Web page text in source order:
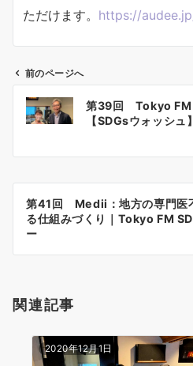
ただけます。 https://
ン
前のページへ
第39回 Tokyo FM
【SDGsウォッシュ】
第41回 Medii：地方の専門医
る仕組みづくり｜Tokyo FM
ー
関連記事
2020年12月1日